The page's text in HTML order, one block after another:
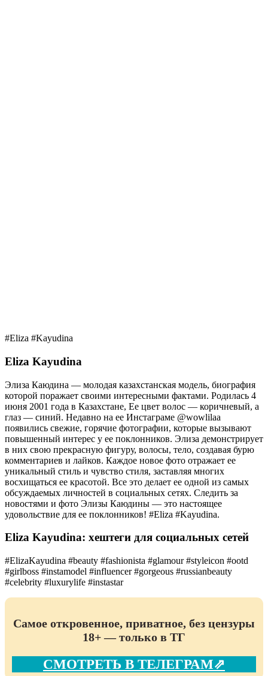
#Eliza #Kayudina
Eliza Kayudina
Элиза Каюдина — молодая казахстанская модель, биография
которой поражает своими интересными фактами. Родилась 4
июня 2001 года в Казахстане, Ее цвет волос — коричневый, а
глаз — синий. Недавно на ее Инстаграме @wowlilaa
появились свежие, горячие фотографии, которые вызывают
повышенный интерес у ее поклонников. Элиза демонстрирует
в них свою прекрасную фигуру, волосы, тело, создавая бурю
комментариев и лайков. Каждое новое фото отражает ее
уникальный стиль и чувство стиля, заставляя многих
восхищаться ее красотой. Все это делает ее одной из самых
обсуждаемых личностей в социальных сетях. Следить за
новостями и фото Элизы Каюдины — это настоящее
удовольствие для ее поклонников! #Eliza #Kayudina.
Eliza Kayudina: хештеги для социальных сетей
#ElizaKayudina #beauty #fashionista #glamour #styleicon #ootd
#girlboss #instamodel #influencer #gorgeous #russianbeauty
#celebrity #luxurylife #instastar
Самое откровенное, приватное, без цензуры
18+ — только в ТГ
СМОТРЕТЬ В ТЕЛЕГРАМ⇗